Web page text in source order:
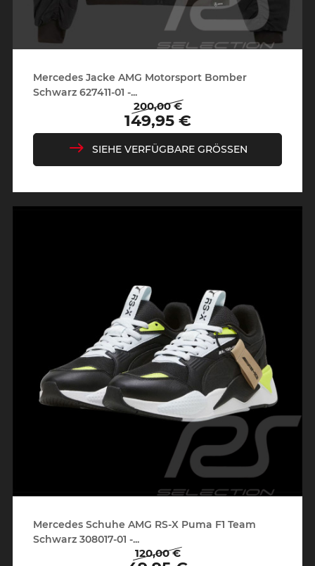
Mercedes Jacke AMG Motorsport Bomber
Schwarz 627411-01 -...
Regulärer
Preis
200,00 €
Preis
149,95 €
SIEHE VERFÜGBARE GRÖSSEN
Mercedes Schuhe AMG RS-X Puma F1 Team
Schwarz 308017-01 -...
120,00 €